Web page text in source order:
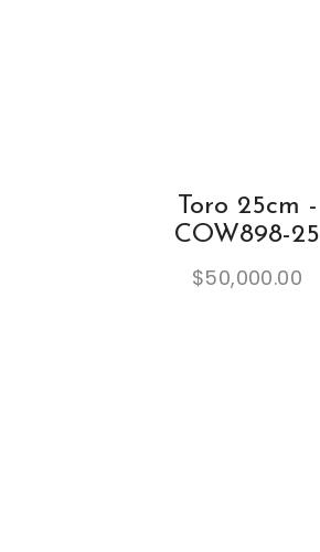
Toro 25cm -
COW898-25
$50,000.00